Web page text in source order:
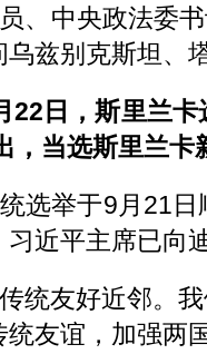
、中央政法委
兹别克斯坦、
22日，斯里兰
，当选斯里兰
选举于9月21
近平主席已向
统友好近邻。
友谊，加强两